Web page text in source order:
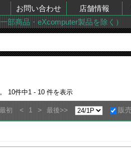
お問い合わせ 店舗情報
部商品・eXcomputer製品を除く）
10件中1 - 10 件を表示
最初 < 1 > 最後>> 販